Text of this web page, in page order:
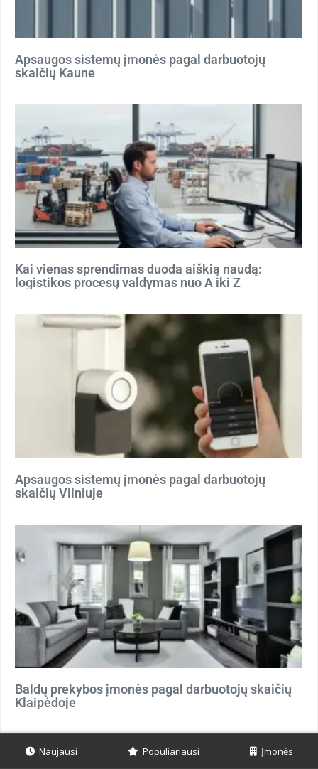
Apsaugos sistemų įmonės pagal darbuotojų
skaičių Kaune
Kai vienas sprendimas duoda aiškią naudą:
logistikos procesų valdymas nuo A iki Z
Apsaugos sistemų įmonės pagal darbuotojų
skaičių Vilniuje
Baldų prekybos įmonės pagal darbuotojų skaičių
Klaipėdoje
Naujausi Populiariausi Įmonės